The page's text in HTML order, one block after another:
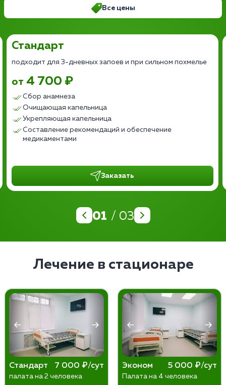
Все цены
Стандарт
подходит для 3-дневных запоев и при сильном похмелье
от 4 700 ₽
Сбор анамнеза
Очищающая капельница
Укрепляющая капельница
Составление рекомендаций и обеспечение
медикаментами
Заказать
01 / 03
Лечение в стационаре
Стандарт 7 000 ₽/сут
палата на 2 человека
Эконом 5 000 ₽/сут
Палата на 4 человека